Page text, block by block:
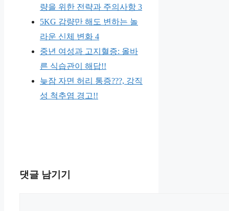
량을 위한 전략과 주의사항 3
5KG 감량만 해도 변하는 놀
라운 신체 변화 4
중년 여성과 고지혈증: 올바
른 식습관이 해답!!
늦잠 자면 허리 통증???, 강직
성 척추염 경고!!
댓글 남기기